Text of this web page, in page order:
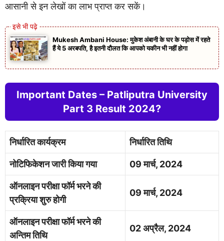
आसानी से इन लेखों का लाभ प्राप्त कर सकें।
Mukesh Ambani House: मुकेश अंबानी के घर के पड़ोस में रहते
हैं ये 5 अरबपति, है इतनी दौलत कि आपको यकीन भी नहीं होगा
Important Dates – Patliputra University
Part 3 Result 2024?
निर्धारित कार्यक्रम निर्धारित तिथि
नोटिफिकेशन जारी किया गया 09 मार्च, 2024
ऑनलाइन परीक्षा फॉर्म भरने की
प्रक्रिया शुरु होगी
09 मार्च, 2024
ऑनलाइन परीक्षा फॉर्म भरने की
अन्तिम तिथि
02 अप्रैल, 2024